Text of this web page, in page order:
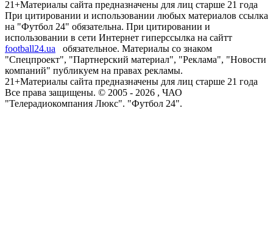
21+Материалы сайта предназначены для лиц старше 21 года
При цитировании и использовании любых материалов ссылка
на "Футбол 24" обязательна. При цитировании и
использовании в сети Интернет гиперссылка на сайтт
football24.ua
обязательное. Материалы со знаком
"Спецпроект", "Партнерский материал", "Реклама", "Новости
компаний" публикуем на правах рекламы.
21+Материалы сайта предназначены для лиц старше 21 года
Все права защищены. © 2005 - 2026 , ЧАО
"Телерадиокомпания Люкс". "Футбол 24".